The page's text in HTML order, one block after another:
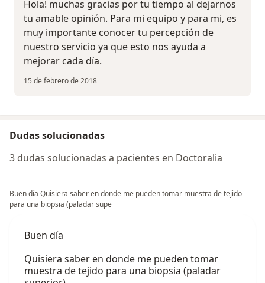
Hola! muchas gracias por tu tiempo al dejarnos
tu amable opinión. Para mi equipo y para mi, es
muy importante conocer tu percepción de
nuestro servicio ya que esto nos ayuda a
mejorar cada día.
15 de febrero de 2018
Dudas solucionadas
3 dudas solucionadas a pacientes en Doctoralia
Buen día Quisiera saber en donde me pueden tomar muestra de tejido
para una biopsia (paladar supe
Buen día
Quisiera saber en donde me pueden tomar
muestra de tejido para una biopsia (paladar